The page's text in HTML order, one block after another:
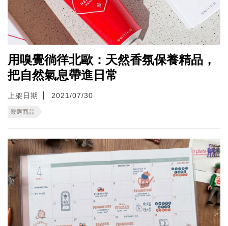
用嗅覺徜徉北歐：天然香氛保養精品，
把自然氣息帶進日常
上架日期 2021/07/30
嚴選商品